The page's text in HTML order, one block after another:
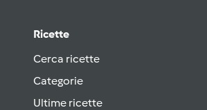
Ricette
Cerca ricette
Categorie
Ultime ricette